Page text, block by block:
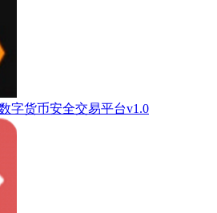
字货币安全交易平台v1.0